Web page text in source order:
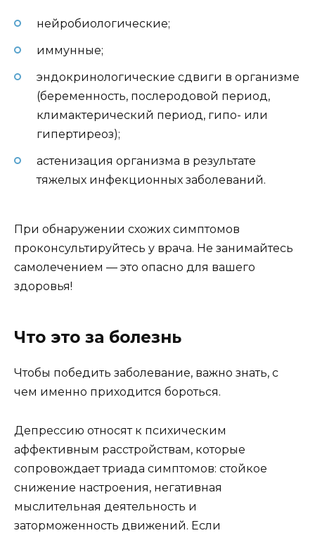
нейробиологические;
иммунные;
эндокринологические сдвиги в организме
(беременность, послеродовой период,
климактерический период, гипо- или
гипертиреоз);
астенизация организма в результате
тяжелых инфекционных заболеваний.
При обнаружении схожих симптомов
проконсультируйтесь у врача. Не занимайтесь
самолечением — это опасно для вашего
здоровья!
Что это за болезнь
Чтобы победить заболевание, важно знать, с
чем именно приходится бороться.
Депрессию относят к психическим
аффективным расстройствам, которые
сопровождает триада симптомов: стойкое
снижение настроения, негативная
мыслительная деятельность и
заторможенность движений. Если